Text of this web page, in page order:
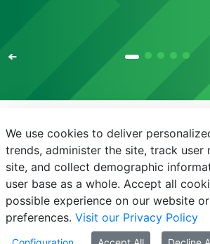
E-mail Telefonkönyv
Adatvédelem
We use cookies to deliver
trends, administer the site, track user
site, and collect demographic
user base as a whole. Accept all
possible experience on our website
preferences. Visit our Privacy Policy